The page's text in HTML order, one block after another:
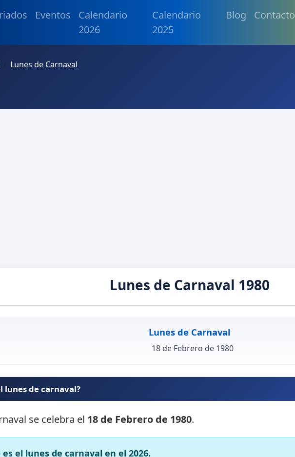
Eventos
Calendario
2026
Calendario
2025
Blog Contacto
Lunes de Carnaval
Lunes de Carnaval 1980
Lunes de Carnaval
18 de Febrero de 1980
lunes de carnaval?
se celebra el 18 de Febrero de 1980.
el lunes de carnaval en el 2026.